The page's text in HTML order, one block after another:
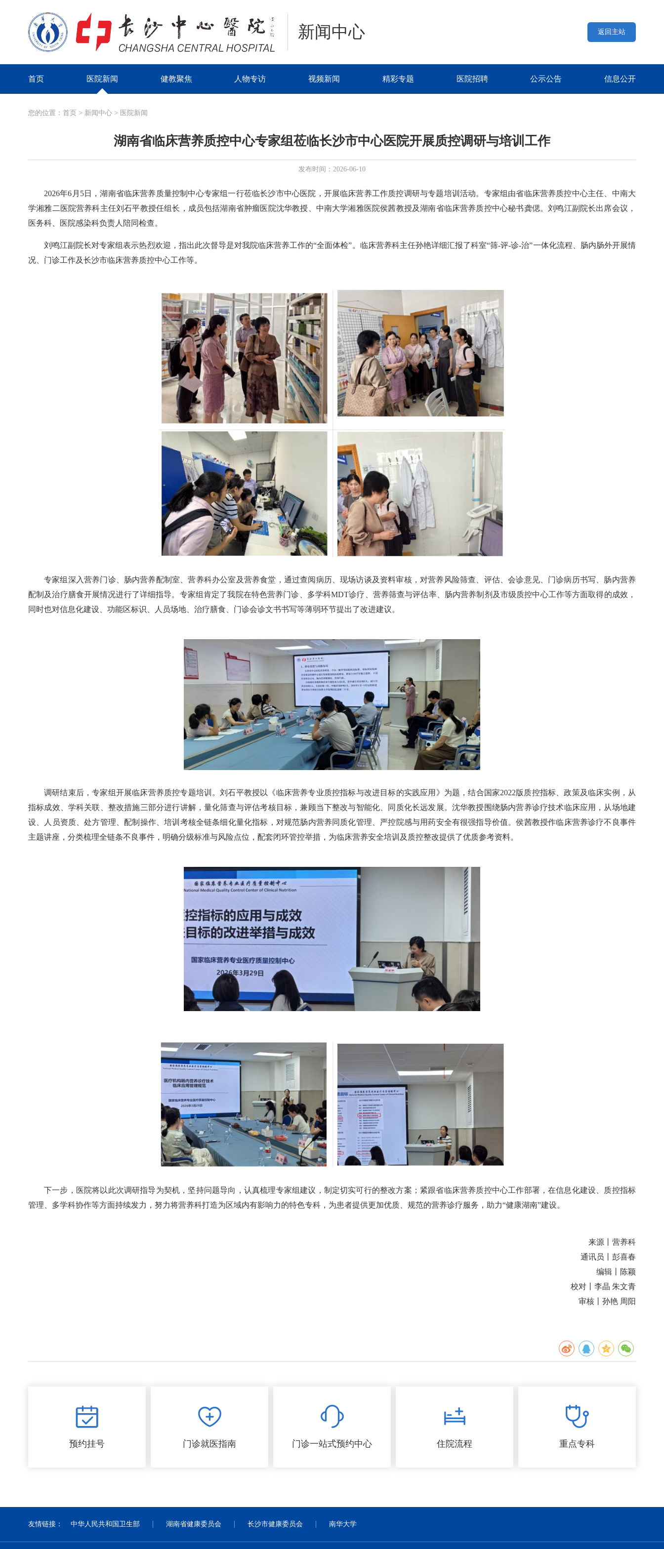
新闻中心 返回主站
首页 医院新闻 健教聚焦 人物专访 视频新闻 精彩专题 医院招聘 公示公告 信息公开
您的位置： 首页 > 新闻中心 > 医院新闻
湖南省临床营养质控中心专家组莅临长沙市中心医院开展质控调研与培训工作
发布时间：2026-06-10
2026年6月5日，湖南省临床营养质量控制中心专家组一行莅临长沙市中心医院，开展临床营养工作质控调研与专题培训活动。专家组由省临床营养质控中心主任、中南大
学湘雅二医院营养科主任刘石平教授任组长，成员包括湖南省肿瘤医院沈华教授、中南大学湘雅医院侯茜教授及湖南省临床营养质控中心秘书龚偲。刘鸣江副院长出席会议，
医务科、医院感染科负责人陪同检查。
刘鸣江副院长对专家组表示热烈欢迎，指出此次督导是对我院临床营养工作的“全面体检”。临床营养科主任孙艳详细汇报了科室“筛-评-诊-治”一体化流程、肠内肠外开展情
况、门诊工作及长沙市临床营养质控中心工作等。
专家组深入营养门诊、肠内营养配制室、营养科办公室及营养食堂，通过查阅病历、现场访谈及资料审核，对营养风险筛查、评估、会诊意见、门诊病历书写、肠内营养
配制及治疗膳食开展情况进行了详细指导。专家组肯定了我院在特色营养门诊、多学科MDT诊疗、营养筛查与评估率、肠内营养制剂及市级质控中心工作等方面取得的成效，
同时也对信息化建设、功能区标识、人员场地、治疗膳食、门诊会诊文书书写等薄弱环节提出了改进建议。
调研结束后，专家组开展临床营养质控专题培训。刘石平教授以《临床营养专业质控指标与改进目标的实践应用》为题，结合国家2022版质控指标、政策及临床实例，从
指标成效、学科关联、整改措施三部分进行讲解，量化筛查与评估考核目标，兼顾当下整改与智能化、同质化长远发展。沈华教授围绕肠内营养诊疗技术临床应用，从场地建
设、人员资质、处方管理、配制操作、培训考核全链条细化量化指标，对规范肠内营养同质化管理、严控院感与用药安全有很强指导价值。侯茜教授作临床营养诊疗不良事件
主题讲座，分类梳理全链条不良事件，明确分级标准与风险点位，配套闭环管控举措，为临床营养安全培训及质控整改提供了优质参考资料。
下一步，医院将以此次调研指导为契机，坚持问题导向，认真梳理专家组建议，制定切实可行的整改方案；紧跟省临床营养质控中心工作部署，在信息化建设、质控指标
管理、多学科协作等方面持续发力，努力将营养科打造为区域内有影响力的特色专科，为患者提供更加优质、规范的营养诊疗服务，助力“健康湖南”建设。
来源丨营养科
通讯员丨彭喜春
编辑丨陈颖
校对丨李晶 朱文青
审核丨孙艳 周阳
预约挂号 门诊就医指南 门诊一站式预约中心 住院流程 重点专科
友情链接： 中华人民共和国卫生部 湖南省健康委员会 长沙市健康委员会 南华大学